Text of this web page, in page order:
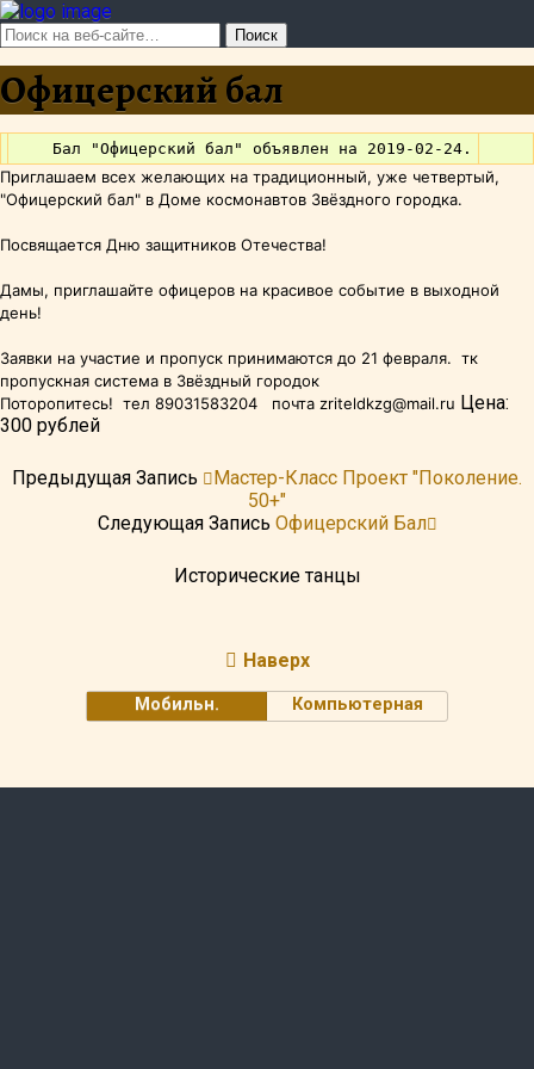
Офицерский бал
Приглашаем всех желающих на традиционный, уже четвертый,
"Офицерский бал" в Доме космонавтов Звёздного городка.
Посвящается Дню защитников Отечества!
Дамы, приглашайте офицеров на красивое событие в выходной
день!
Заявки на участие и пропуск принимаются до 21 февраля. тк
пропускная система в Звёздный городок
Поторопитесь! тел 89031583204 почта zriteldkzg@mail.ru Цена:
300 рублей
Предыдущая Запись
Мастер-Класс Проект "Поколение.
50+"
Следующая Запись Офицерский Бал
Исторические танцы
Наверх
Мобильн. Компьютерная